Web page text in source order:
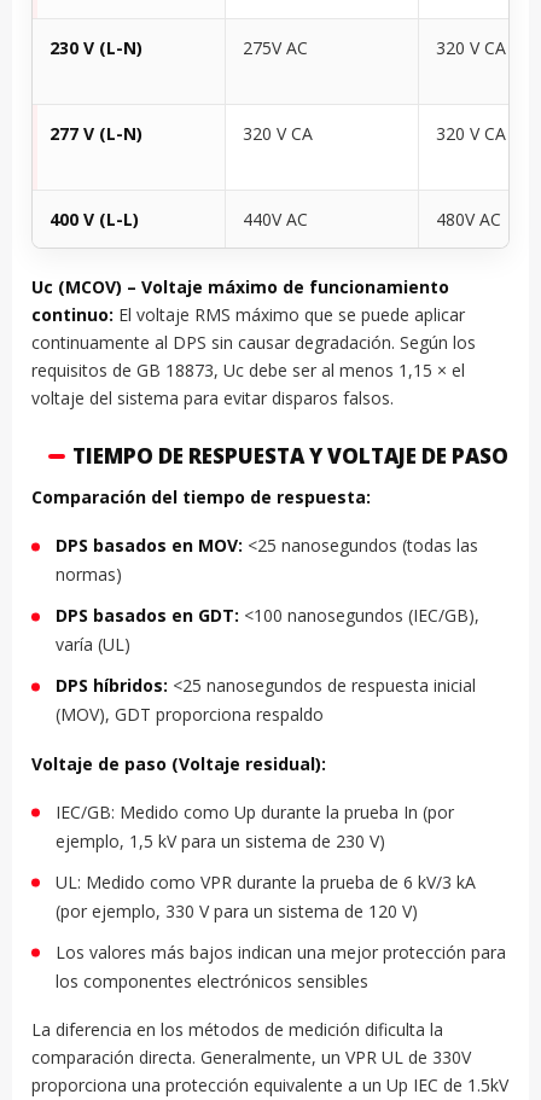
230 V (L-N) 275V AC 320 V CA
277 V (L-N) 320 V CA 320 V CA
400 V (L-L) 440V AC 480V AC
Uc (MCOV) – Voltaje máximo de funcionamiento
continuo: El voltaje RMS máximo que se puede aplicar
continuamente al DPS sin causar degradación. Según los
requisitos de GB 18873, Uc debe ser al menos 1,15 × el
voltaje del sistema para evitar disparos falsos.
TIEMPO DE RESPUESTA Y VOLTAJE DE PASO
Comparación del tiempo de respuesta:
DPS basados en MOV: <25 nanosegundos (todas las
normas)
DPS basados en GDT: <100 nanosegundos (IEC/GB),
varía (UL)
DPS híbridos: <25 nanosegundos de respuesta inicial
(MOV), GDT proporciona respaldo
Voltaje de paso (Voltaje residual):
IEC/GB: Medido como Up durante la prueba In (por
ejemplo, 1,5 kV para un sistema de 230 V)
UL: Medido como VPR durante la prueba de 6 kV/3 kA
(por ejemplo, 330 V para un sistema de 120 V)
Los valores más bajos indican una mejor protección para
los componentes electrónicos sensibles
La diferencia en los métodos de medición dificulta la
comparación directa. Generalmente, un VPR UL de 330V
proporciona una protección equivalente a un Up IEC de 1.5kV